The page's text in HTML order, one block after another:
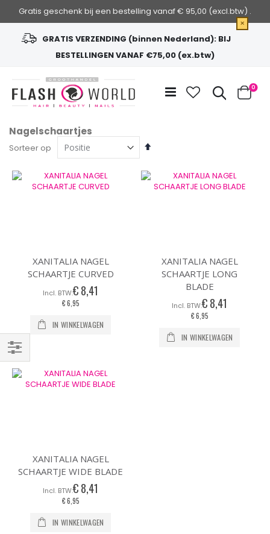
Gratis geschenk bij een bestelling vanaf € 95,00 (excl.btw) .
×
GRATIS VERZENDING (binnen Nederland): BIJ
BESTELLINGEN VANAF €75,00 (ex.btw)
de
inhoud
Zoek
Cart
0
Nagelschaartjes
Sorteer op
Van
laag
sorteren
XANITALIA NAGEL
SCHAARTJE CURVED
€ 8,41
€ 6,95
IN WINKELWAGEN
XANITALIA NAGEL
SCHAARTJE LONG
BLADE
€ 8,41
€ 6,95
IN WINKELWAGEN
XANITALIA NAGEL
SCHAARTJE WIDE BLADE
€ 8,41
€ 6,95
IN WINKELWAGEN
Filteren